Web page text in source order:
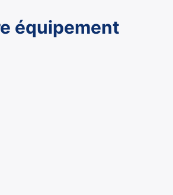
équipement